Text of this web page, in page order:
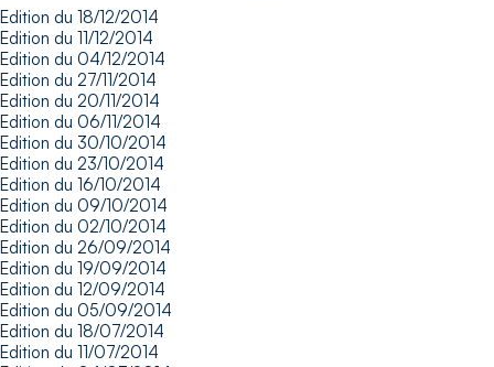
Edition du 18/12/2014
Edition du 11/12/2014
Edition du 04/12/2014
Edition du 27/11/2014
Edition du 20/11/2014
Edition du 06/11/2014
Edition du 30/10/2014
Edition du 23/10/2014
Edition du 16/10/2014
Edition du 09/10/2014
Edition du 02/10/2014
Edition du 26/09/2014
Edition du 19/09/2014
Edition du 12/09/2014
Edition du 05/09/2014
Edition du 18/07/2014
Edition du 11/07/2014